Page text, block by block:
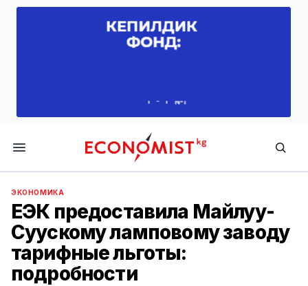
Economist.kg
ЭКОНОМИКА
ЕЭК предоставила Майлуу-
Суускому ламповому заводу
тарифные льготы:
подробности